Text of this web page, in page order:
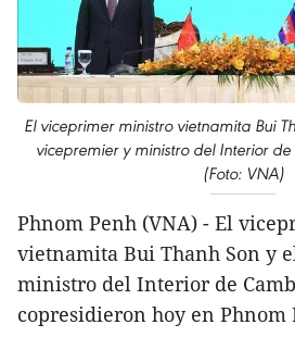
El viceprimer ministro vietnamita Bui
vicepremier y ministro del Interior
(Foto: VNA)
Phnom Penh (VNA) - El
vietnamita Bui Thanh Son y
ministro del Interior de
copresidieron hoy en Phnom